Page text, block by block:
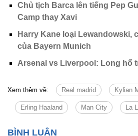
Chủ tịch Barca lên tiếng Pep
Camp thay Xavi
Harry Kane loại Lewandowski,
của Bayern Munich
Arsenal vs Liverpool: Long hổ
Xem thêm về: Real madrid Kylian
Erling Haaland Man City La